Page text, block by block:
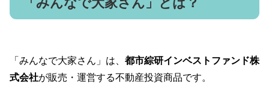
「みんなで大家さん」は、 都市綜研インベストファンド株
式会社が販売・運営する不動産投資商品です。